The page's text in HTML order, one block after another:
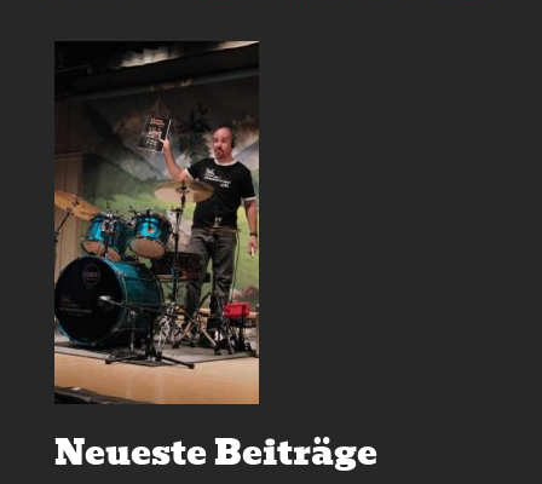
Neueste Beiträge